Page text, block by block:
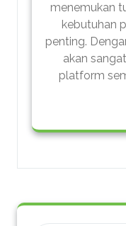
menemukan
kebutuhan
penting.
akan
platform